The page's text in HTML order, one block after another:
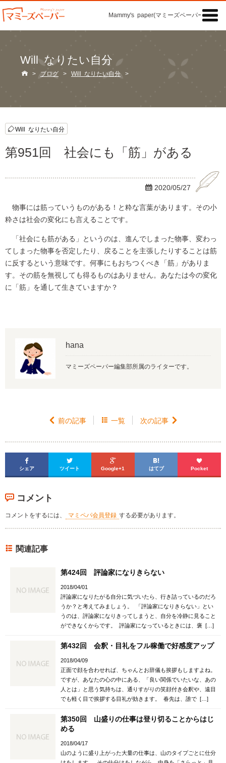
Mammy's paper(マミーズペーパー)の「記事

Will なりたい自分
 > ブログ > Will なりたい自分 >
Will なりたい自分
第951回 社会にも「筋」がある
 2020/05/27
物事には筋っていうものがある！と粋な言葉があります。その小
粋さは社会の変化にも言えることです。
「社会にも筋がある」というのは、進んでしまった物事、変わっ
てしまった物事を否定したり、戻ることを主張したりすることは筋
に反するという意味です。何事にもおちつくべき「筋」がありま
す。その筋を無視しても得るものはありません。あなたは今の変化
に「筋」を通して生きていますか？
hana
マミーズペーパー編集部所属のライターです。
 前の記事  一覧 次の記事 

シェア

ツイート

Google+1

はてブ

Pocket
コメント
コメントをするには、 マミペパ会員登録 する必要があります。
関連記事
第424回 評論家になりきらない
2018/04/01
評論家になりたがる自分に気づいたら、行き詰っているのだろ
うか？と考えてみましょう。 「評論家になりきらない」とい
うのは、評論家になりきってしまうと、自分を冷静に見ること
ができなくからです。 評論家になっているときには、褒 […]
第432回 会釈・目礼をフル稼働で好感度アップ
2018/04/09
正面で顔を合わせれば、ちゃんとお辞儀も挨拶もしますよね。
ですが、あなたの心の中にある、「良い関係でいたいな、あの
人とは」と思う気持ちは、通りすがりの笑顔付き会釈や、遠目
でも軽く目で挨拶する目礼が効きます。 春先は、誰で […]
第350回 山盛りの仕事は登り切ることからはじ
める
2018/04/17
山のように盛り上がった大量の仕事は、山のタイプごとに仕分